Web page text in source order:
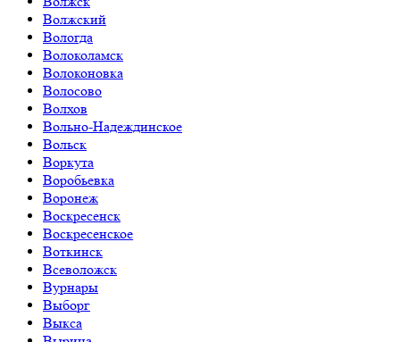
Волжский
Вологда
Волоколамск
Волоконовка
Волосово
Волхов
Вольно-Надеждинское
Вольск
Воркута
Воробьевка
Воронеж
Воскресенск
Воскресенское
Воткинск
Всеволожск
Вурнары
Выборг
Выкса